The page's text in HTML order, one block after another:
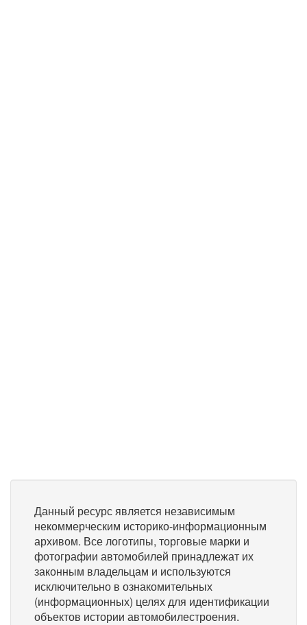
Данный ресурс является независимым
некоммерческим историко-информационным
архивом. Все логотипы, торговые марки и
фотографии автомобилей принадлежат их
законным владельцам и используются
исключительно в ознакомительных
(информационных) целях для идентификации
объектов истории автомобилестроения.